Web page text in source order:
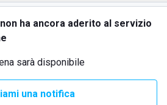
ha ancora aderito al servizio
sarà disponibile
una notifica